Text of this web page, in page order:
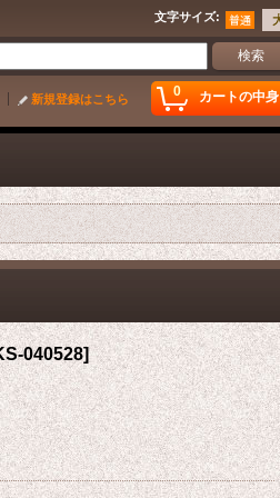
文字サイズ:
0 カートの中身
新規登録はこちら
040528]